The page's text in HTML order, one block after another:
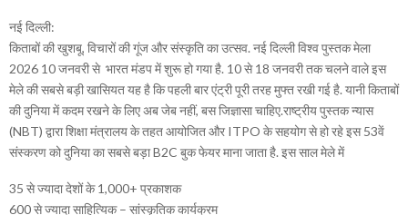
नई दिल्ली:
किताबों की खुशबू, विचारों की गूंज और संस्कृति का उत्सव. नई दिल्ली विश्व पुस्तक मेला
2026 10 जनवरी से भारत मंडप मेंशुरू हो गया है. 10 से 18 जनवरी तक चलने वाले इस
मेले की सबसे बड़ी खासियत यह है कि पहली बार एंट्री पूरी तरह मुफ्त रखी गई है. यानी किताबों
की दुनिया में कदम रखने के लिए अब जेब नहीं, बस जिज्ञासा चाहिए.राष्ट्रीय पुस्तक न्यास
(NBT) द्वारा शिक्षा मंत्रालय के तहत आयोजित और ITPO के सहयोग से हो रहे इस 53वें
संस्करण को दुनिया का सबसे बड़ा B2C बुक फेयर माना जाता है. इस साल मेले में
35 से ज्यादा देशों के 1,000+ प्रकाशक
600 से ज्यादा साहित्यिक – सांस्कृतिक कार्यक्रम